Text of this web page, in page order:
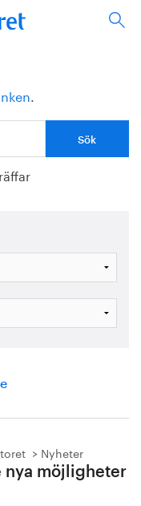
.
Nyheter
nya möjligheter